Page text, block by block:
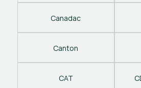
Canadac
Canton
CAT